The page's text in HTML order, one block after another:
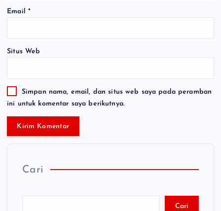
Email *
Situs Web
Simpan nama, email, dan situs web saya pada peramban
ini untuk komentar saya berikutnya.
Cari
Cari